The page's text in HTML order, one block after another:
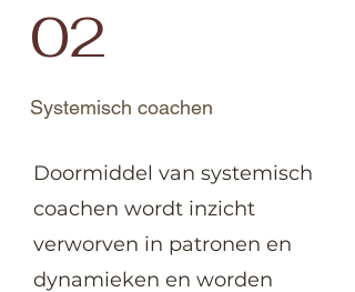
02
Systemisch coachen
Doormiddel van systemisch
coachen wordt inzicht
verworven in patronen en
dynamieken en worden